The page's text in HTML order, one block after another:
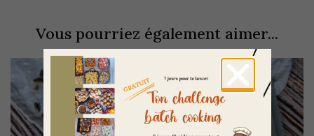
Vous pourriez également aimer...